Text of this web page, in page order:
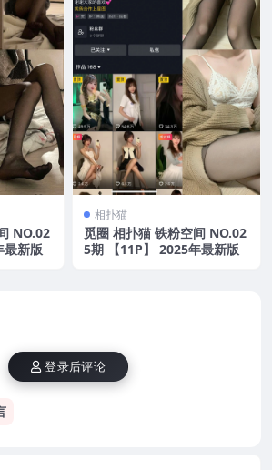
NO.02
最新版
相扑猫
觅圈 相扑猫 铁粉空间 NO.02
5期 【11P】 2025年最新版
登录后评论